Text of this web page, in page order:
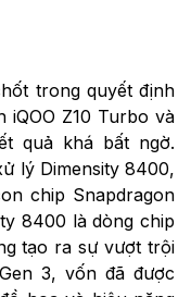
trong quyết định
iQOO Z10 Turbo và
quả khá bất ngờ.
lý Dimensity 8400,
chip Snapdragon
8400 là dòng chip
tạo ra sự vượt trội
3, vốn đã được